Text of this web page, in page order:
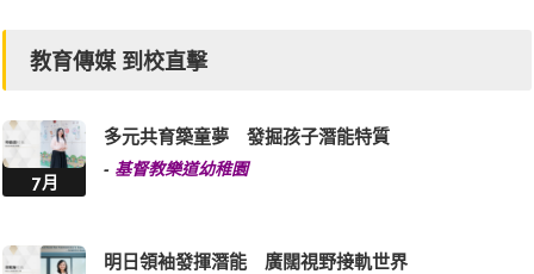
教育傳媒 到校直擊
7月
多元共育築童夢 發掘孩子潛能特質
- 基督教樂道幼稚園
明日領袖發揮潛能 廣闊視野接軌世界